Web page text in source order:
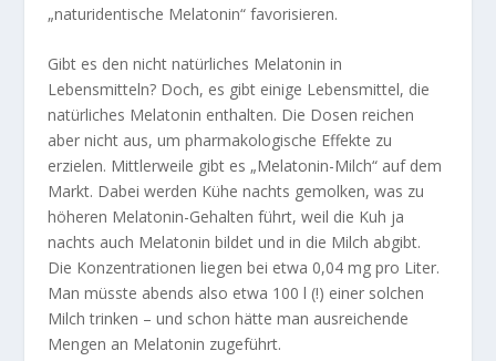
„naturidentische Melatonin“ favorisieren.
Gibt es den nicht natürliches Melatonin in
Lebensmitteln? Doch, es gibt einige Lebensmittel, die
natürliches Melatonin enthalten. Die Dosen reichen
aber nicht aus, um pharmakologische Effekte zu
erzielen. Mittlerweile gibt es „Melatonin-Milch“ auf dem
Markt. Dabei werden Kühe nachts gemolken, was zu
höheren Melatonin-Gehalten führt, weil die Kuh ja
nachts auch Melatonin bildet und in die Milch abgibt.
Die Konzentrationen liegen bei etwa 0,04 mg pro Liter.
Man müsste abends also etwa 100 l (!) einer solchen
Milch trinken – und schon hätte man ausreichende
Mengen an Melatonin zugeführt.